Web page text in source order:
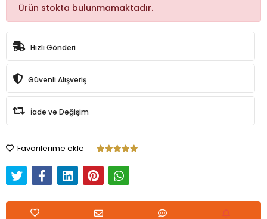
Ürün stokta bulunmamaktadır.
Hızlı Gönderi
Güvenli Alışveriş
İade ve Değişim
Favorilerime ekle